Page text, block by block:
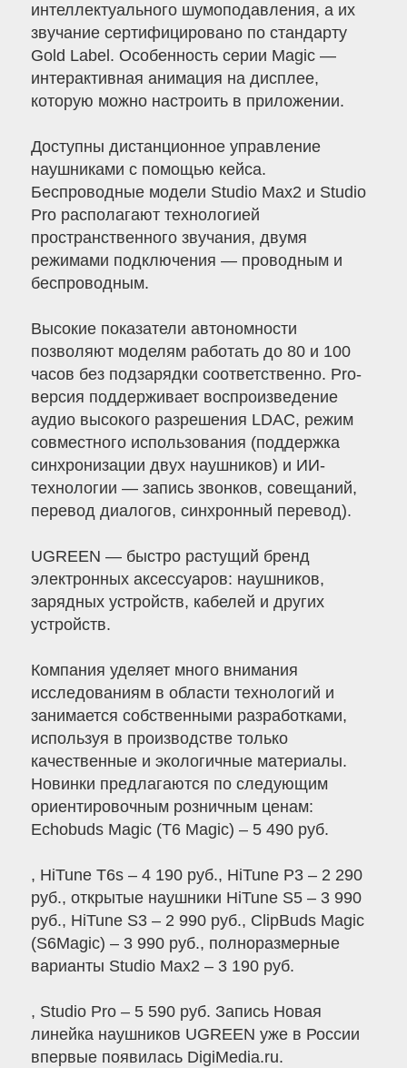
интеллектуального шумоподавления, а их
звучание сертифицировано по стандарту
Gold Label. Особенность серии Magic —
интерактивная анимация на дисплее,
которую можно настроить в приложении.
Доступны дистанционное управление
наушниками с помощью кейса.
Беспроводные модели Studio Max2 и Studio
Pro располагают технологией
пространственного звучания, двумя
режимами подключения — проводным и
беспроводным.
Высокие показатели автономности
позволяют моделям работать до 80 и 100
часов без подзарядки соответственно. Pro-
версия поддерживает воспроизведение
аудио высокого разрешения LDAC, режим
совместного использования (поддержка
синхронизации двух наушников) и ИИ-
технологии — запись звонков, совещаний,
перевод диалогов, синхронный перевод).
UGREEN — быстро растущий бренд
электронных аксессуаров: наушников,
зарядных устройств, кабелей и других
устройств.
Компания уделяет много внимания
исследованиям в области технологий и
занимается собственными разработками,
используя в производстве только
качественные и экологичные материалы.
Новинки предлагаются по следующим
ориентировочным розничным ценам:
Echobuds Magic (T6 Magic) – 5 490 руб.
, HiTune T6s – 4 190 руб., HiTune P3 – 2 290
руб., открытые наушники HiTune S5 – 3 990
руб., HiTune S3 – 2 990 руб., ClipBuds Magic
(S6Magic) – 3 990 руб., полноразмерные
варианты Studio Max2 – 3 190 руб.
, Studio Pro – 5 590 руб. Запись Новая
линейка наушников UGREEN уже в России
впервые появилась DigiMedia.ru.